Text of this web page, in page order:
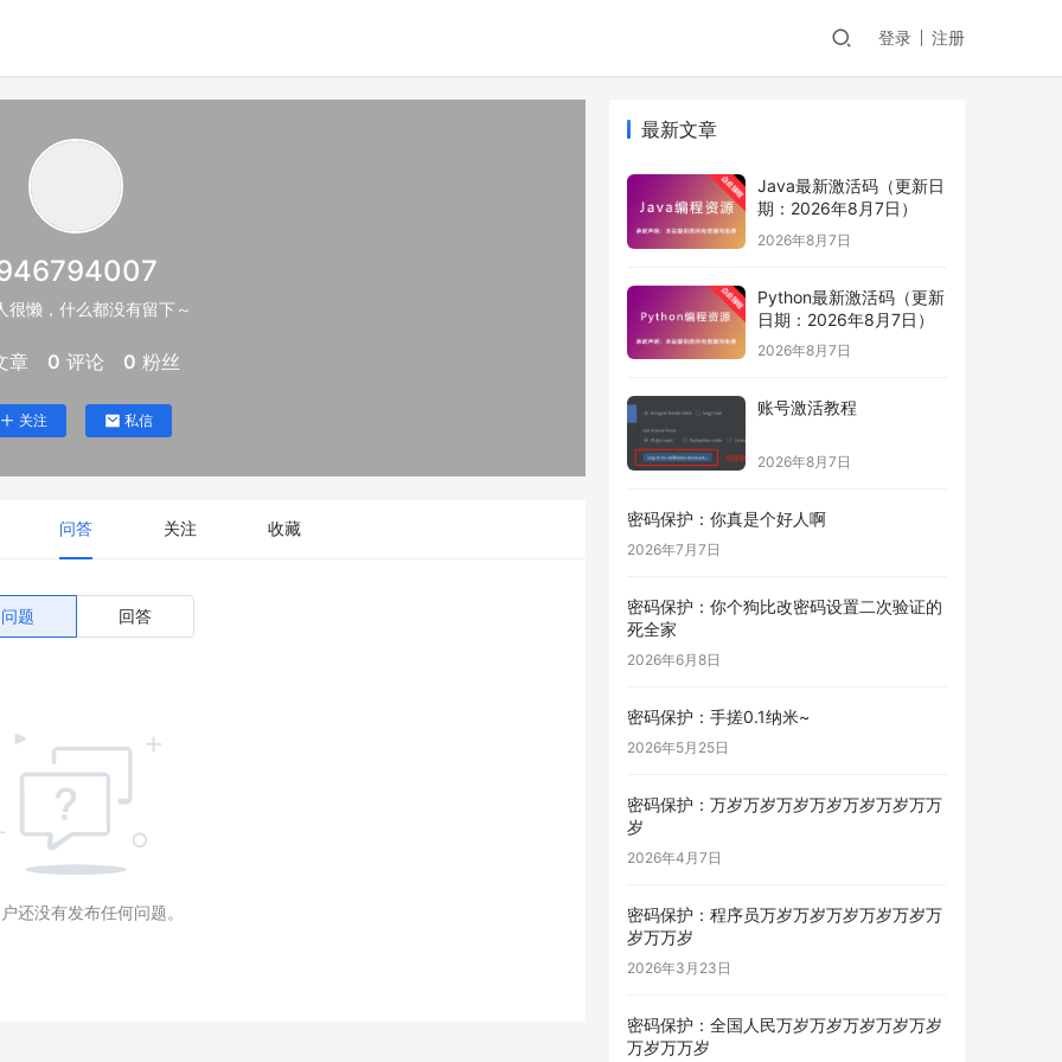
登录 注册
很懒，什么都没有留下～
章 0 评论 0 粉丝
关注 私信
问答 关注 收藏
问题 回答
还没有发布任何问题。
最新文章
Java最新激活码（更新日
期：2026年8月7日）
2026年8月7日
Python最新激活码（更新
日期：2026年8月7日）
2026年8月7日
账号激活教程
2026年8月7日
密码保护：你真是个好人啊
2026年7月7日
密码保护：你个狗比改密码设置二次验证的
死全家
2026年6月8日
密码保护：手搓0.1纳米~
2026年5月25日
密码保护：万岁万岁万岁万岁万岁万岁万万
岁
2026年4月7日
密码保护：程序员万岁万岁万岁万岁万岁万
岁万万岁
2026年3月23日
密码保护：全国人民万岁万岁万岁万岁万岁
万岁万万岁